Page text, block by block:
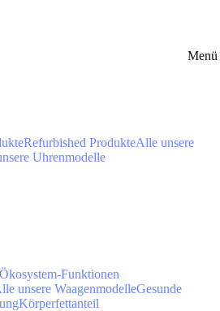
Menü
Refurbished ProdukteAlle unsere
Uhrenmodelle
Funktionen
unsere WaagenmodelleGesunde
Körperfettanteil